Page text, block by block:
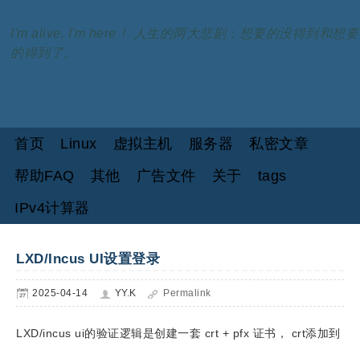
I'm alive, I'm here！ 人生的两大悲剧：想要的没得到和想要
的得到了。
首页 Linux 虚拟主机 服务器
私密文章
帮助FAQ
其他 广告文件 关于
tags
IPv4计算器
LXD/Incus UI设置登录
2025-04-14 YY.K Permalink
LXD/incus ui的验证逻辑是创建一套 crt + pfx 证书， crt添加到